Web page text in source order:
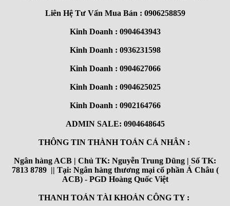
Liên Hệ Tư Vấn Mua Bán : 0906258859
Kinh Doanh : 0904643943
Kinh Doanh : 0936231598
Kinh Doanh : 0904627066
Kinh Doanh : 0904625025
Kinh Doanh : 0902164766
ADMIN SALE: 0904648645
THÔNG TIN THÀNH TOÁN CÁ NHÂN :
Ngân hàng ACB | Chủ TK: Nguyễn Trung Dũng | Số TK:
7813 8789 || Tại: Ngân hàng thương mại cổ phần Á Châu (
ACB) - PGD Hoàng Quốc Việt
THANH TOÁN TÀI KHOẢN CÔNG TY :